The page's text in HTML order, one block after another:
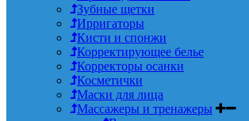
Зубные щетки
Ирригаторы
Кисти и спонжи
Корректирующее белье
Корректоры осанки
Косметички
Маски для лица
Массажеры и тренажеры